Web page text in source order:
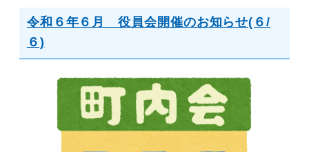
令和６年６月 役員会開催のお知らせ(６/
６)